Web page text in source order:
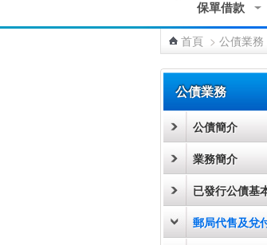
保單借款
首頁 > 公債業務
公債業務
公債簡介
業務簡介
已發行公債基
郵局代售及兌